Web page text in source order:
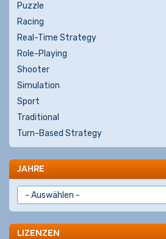
Puzzle
Racing
Real-Time Strategy
Role-Playing
Shooter
Simulation
Sport
Traditional
Turn-Based Strategy
JAHRE
LIZENZEN